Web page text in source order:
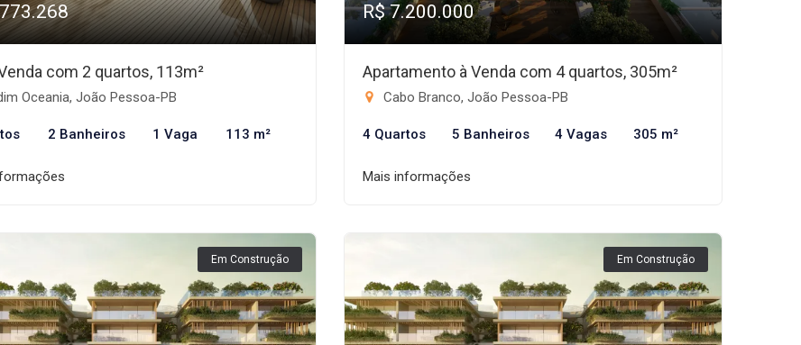
com 2 quartos, 113m²
Oceania, João Pessoa-PB
2 Banheiros 1 Vaga 113 m²
R$ 7.200.000
Apartamento à Venda com 4 quartos, 305m²
Cabo Branco, João Pessoa-PB
4 Quartos 5 Banheiros 4 Vagas 305 m²
Mais informações
Em Construção Em Construção